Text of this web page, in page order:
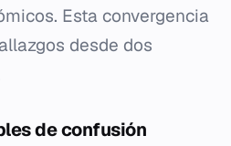
Esta convergencia
desde dos
de confusión